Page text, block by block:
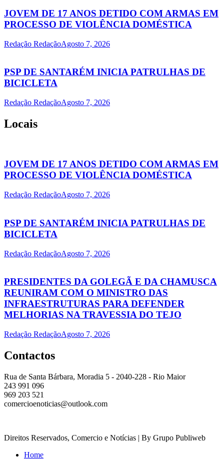
JOVEM DE 17 ANOS DETIDO COM ARMAS EM
PROCESSO DE VIOLÊNCIA DOMÉSTICA
Redação RedaçãoAgosto 7, 2026
PSP DE SANTARÉM INICIA PATRULHAS DE
BICICLETA
Redação RedaçãoAgosto 7, 2026
Locais
JOVEM DE 17 ANOS DETIDO COM ARMAS EM
PROCESSO DE VIOLÊNCIA DOMÉSTICA
Redação RedaçãoAgosto 7, 2026
PSP DE SANTARÉM INICIA PATRULHAS DE
BICICLETA
Redação RedaçãoAgosto 7, 2026
PRESIDENTES DA GOLEGÃ E DA CHAMUSCA
REUNIRAM COM O MINISTRO DAS
INFRAESTRUTURAS PARA DEFENDER
MELHORIAS NA TRAVESSIA DO TEJO
Redação RedaçãoAgosto 7, 2026
Contactos
Rua de Santa Bárbara, Moradia 5 - 2040-228 - Rio Maior
243 991 096
969 203 521
comercioenoticias@outlook.com
Direitos Reservados, Comercio e Notícias | By Grupo Publiweb
Home